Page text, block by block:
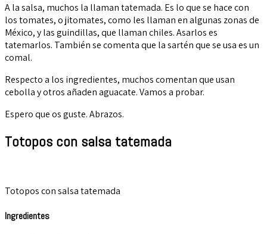
A la salsa, muchos la llaman tatemada. Es lo que se hace con
los tomates, o jitomates, como les llaman en algunas zonas de
México, y las guindillas, que llaman chiles. Asarlos es
tatemarlos. También se comenta que la sartén que se usa es un
comal.
Respecto a los ingredientes, muchos comentan que usan
cebolla y otros añaden aguacate. Vamos a probar.
Espero que os guste. Abrazos.
Totopos con salsa tatemada
Totopos con salsa tatemada
Ingredientes